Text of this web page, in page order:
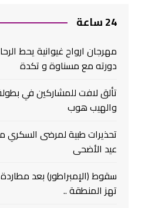
24 ساعة
مهرجان ارواح غيوانية يحط
دورته مع مسناوة و تكدة
تألق لافت للمشاركين في
والهيب هوب
تحذيرات طبية لمرضى
عيد الأضحى
تهز المنطقة ..